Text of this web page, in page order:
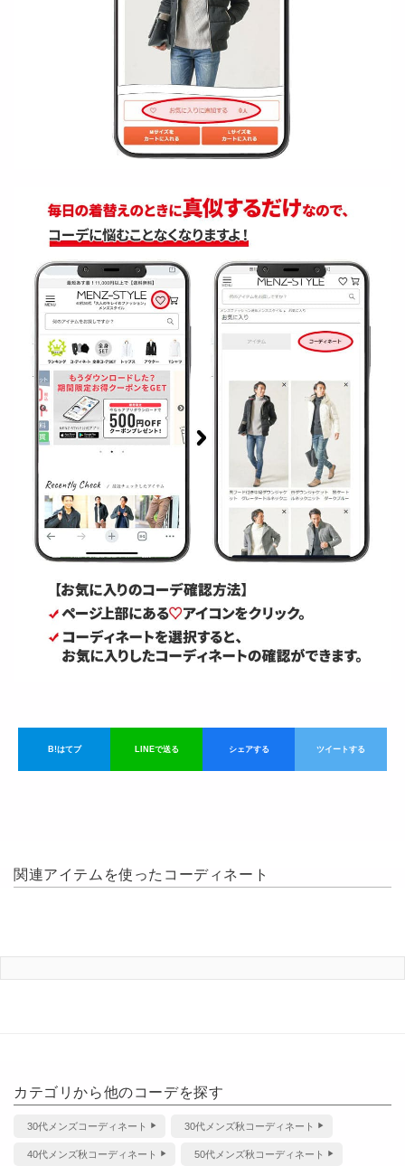
B!はてブ LINEで送る シェアする ツイートする
関連アイテムを使ったコーディネート
カテゴリから他のコーデを探す
30代メンズコーディネート 30代メンズ秋コーディネート
40代メンズ秋コーディネート 50代メンズ秋コーディネート